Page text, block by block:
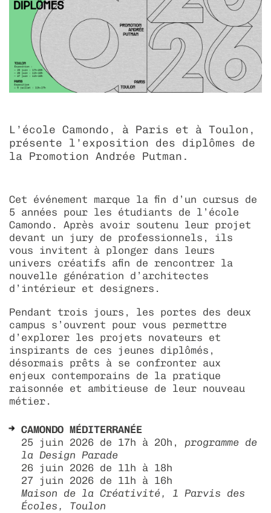
diploma 2022
diploma 2021
diploma 2020
déposer une offre d’emploi
taxe d’apprentissage
égalité des chances
livret de l'étudiant - cycle prépa
localisation hebdomadaire – paris
associations
bde - bureau des étudiants
collectif échos
mon espace personnel
découvrir les alumni
L’école Camondo, à Paris et à Toulon,
présente l’exposition des diplômes de
la Promotion Andrée Putman.
Cet événement marque la fin d’un cursus de
5 années pour les étudiants de l’école
Camondo. Après avoir soutenu leur projet
devant un jury de professionnels, ils
vous invitent à plonger dans leurs
univers créatifs afin de rencontrer la
nouvelle génération d’architectes
d’intérieur et designers.
Pendant trois jours, les portes des deux
campus s’ouvrent pour vous permettre
d’explorer les projets novateurs et
inspirants de ces jeunes diplômés,
désormais prêts à se confronter aux
enjeux contemporains de la pratique
raisonnée et ambitieuse de leur nouveau
métier.
CAMONDO MÉDITERRANÉE
25 juin 2026 de 17h à 20h, programme de
la Design Parade
26 juin 2026 de 11h à 18h
27 juin 2026 de 11h à 16h
Maison de la Créativité, 1 Parvis des
Écoles, Toulon